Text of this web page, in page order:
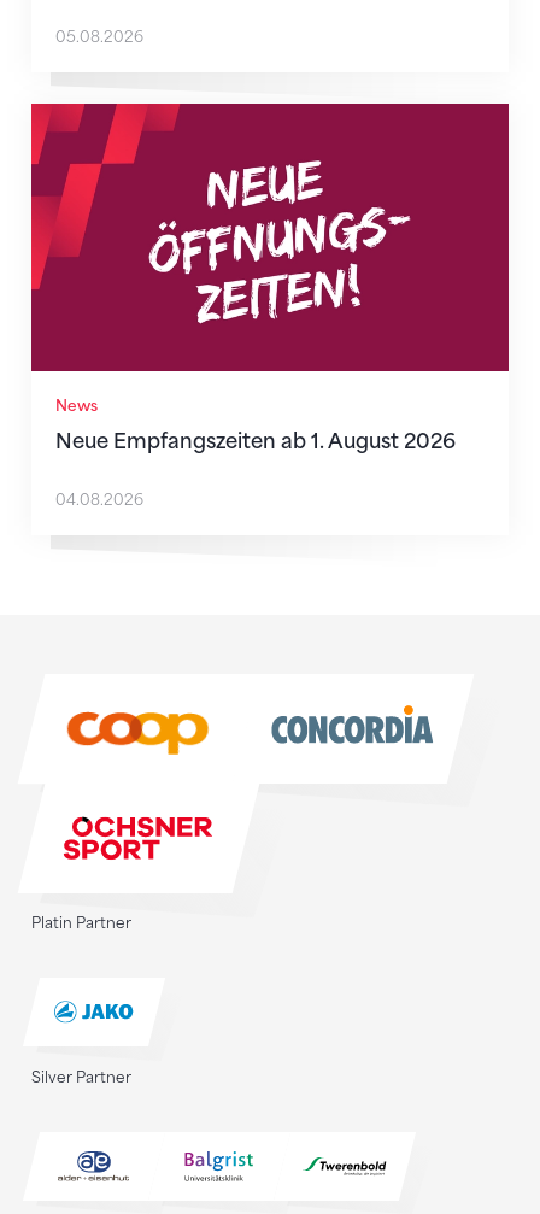
05.08.2026
News
Neue Empfangszeiten ab 1. August 2026
Neue Empfangszeiten ab 1. August 2026
04.08.2026
Platin Partner
Silver Partner